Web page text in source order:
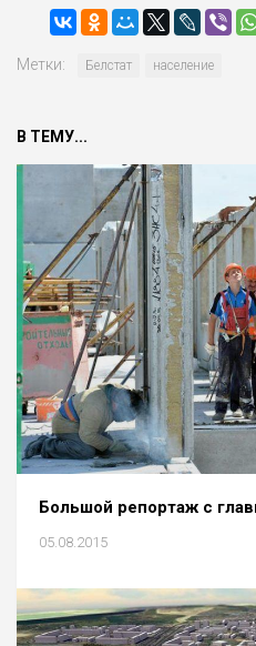
Метки: Белстат население
В ТЕМУ...
Большой репортаж с
05.08.2015